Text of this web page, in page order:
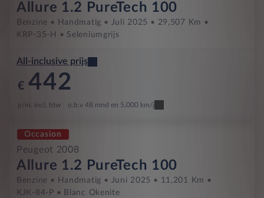
Allure 1.2 PureTech 100
Benzine Handmatig Juli 2025
29,507 Km
KRP-35-H
Seleniumgrijs
All-inclusive prijs
€ 442
p/m. incl. btw o.b.v 48 mnd en 5,000 km/j
Occasion
Peugeot 2008
Allure 1.2 PureTech 100
Benzine Handmatig Juni 2025
11,201 Km
KJK-84-P
Blanc Okenite